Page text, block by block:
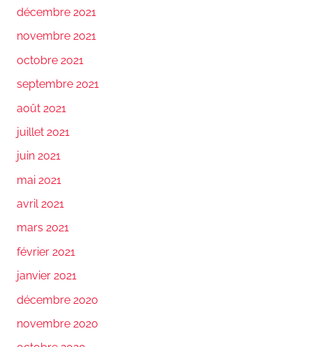
décembre 2021
novembre 2021
octobre 2021
septembre 2021
août 2021
juillet 2021
juin 2021
mai 2021
avril 2021
mars 2021
février 2021
janvier 2021
décembre 2020
novembre 2020